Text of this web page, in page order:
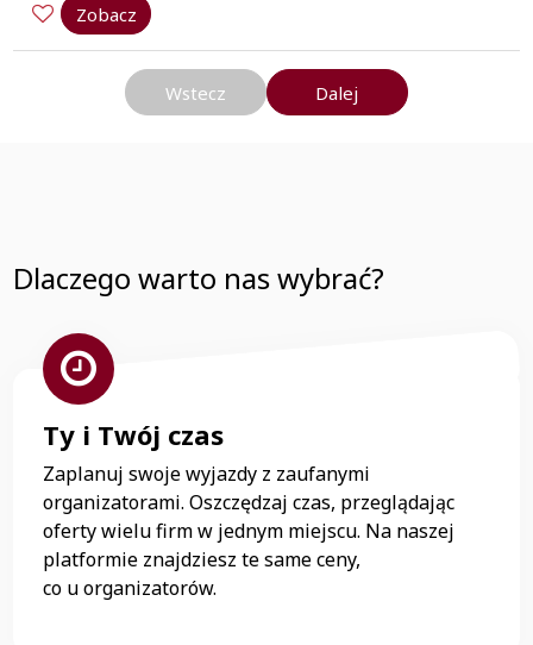
Zobacz
Wstecz Dalej
Dlaczego warto nas wybrać?
Ty i Twój czas
Zaplanuj swoje wyjazdy z zaufanymi
organizatorami. Oszczędzaj czas, przeglądając
oferty wielu firm w jednym miejscu. Na naszej
platformie znajdziesz te same ceny,
co u organizatorów.